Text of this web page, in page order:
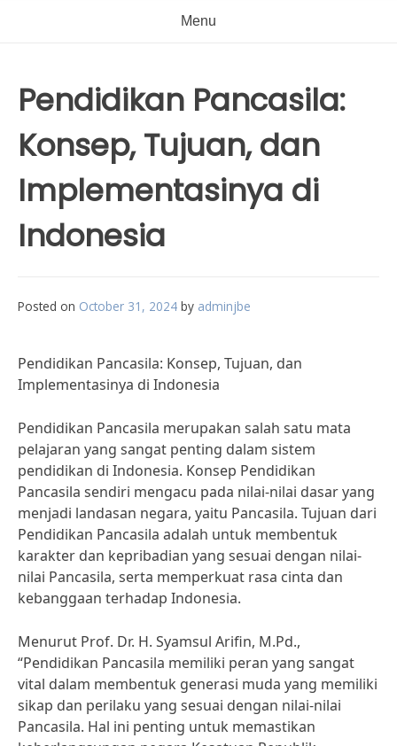
Menu
Pendidikan Pancasila:
Konsep, Tujuan, dan
Implementasinya di
Indonesia
Posted on October 31, 2024 by adminjbe
Pendidikan Pancasila: Konsep, Tujuan, dan
Implementasinya di Indonesia
Pendidikan Pancasila merupakan salah satu mata
pelajaran yang sangat penting dalam sistem
pendidikan di Indonesia. Konsep Pendidikan
Pancasila sendiri mengacu pada nilai-nilai dasar yang
menjadi landasan negara, yaitu Pancasila. Tujuan dari
Pendidikan Pancasila adalah untuk membentuk
karakter dan kepribadian yang sesuai dengan nilai-
nilai Pancasila, serta memperkuat rasa cinta dan
kebanggaan terhadap Indonesia.
Menurut Prof. Dr. H. Syamsul Arifin, M.Pd.,
“Pendidikan Pancasila memiliki peran yang sangat
vital dalam membentuk generasi muda yang memiliki
sikap dan perilaku yang sesuai dengan nilai-nilai
Pancasila. Hal ini penting untuk memastikan